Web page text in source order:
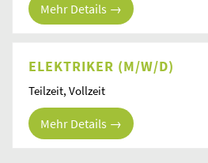
Mehr Details
ELEKTRIKER (M/W/D)
Teilzeit Vollzeit
Mehr Details